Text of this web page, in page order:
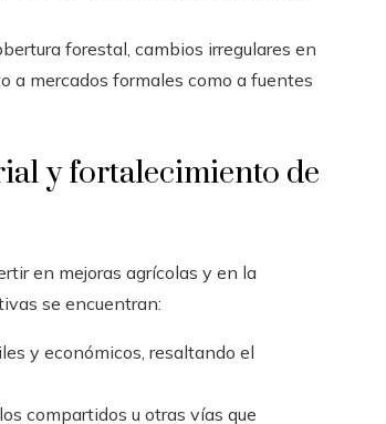
forestal, cambios irregulares en
a mercados formales como a fuentes
y fortalecimiento de
en mejoras agrícolas y en la
se encuentran:
y económicos, resaltando el
compartidos u otras vías que